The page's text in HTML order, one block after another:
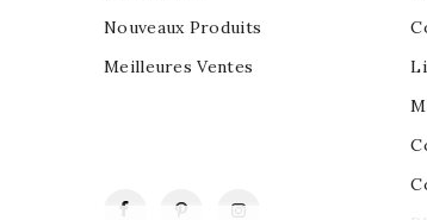
FacebookPinterest
Nouveaux Produits
Meilleures Ventes